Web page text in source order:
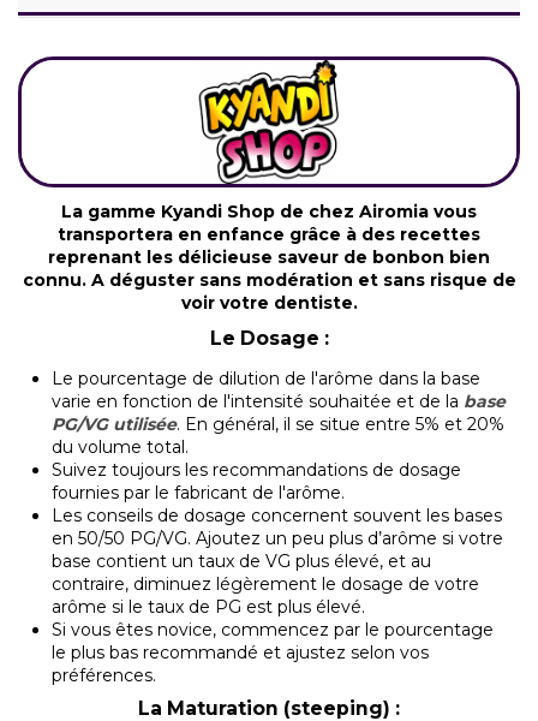
La gamme Kyandi Shop de chez Airomia vous
transportera en enfance grâce à des recettes
reprenant les délicieuse saveur de bonbon bien
connu. A déguster sans modération et sans risque de
voir votre dentiste.
Le Dosage :
Le pourcentage de dilution de l'arôme dans la base
varie en fonction de l'intensité souhaitée et de la base
PG/VG utilisée. En général, il se situe entre 5% et 20%
du volume total.
Suivez toujours les recommandations de dosage
fournies par le fabricant de l'arôme.
Les conseils de dosage concernent souvent les bases
en 50/50 PG/VG. Ajoutez un peu plus d’arôme si votre
base contient un taux de VG plus élevé, et au
contraire, diminuez légèrement le dosage de votre
arôme si le taux de PG est plus élevé.
Si vous êtes novice, commencez par le pourcentage
le plus bas recommandé et ajustez selon vos
préférences.
La Maturation (steeping) :